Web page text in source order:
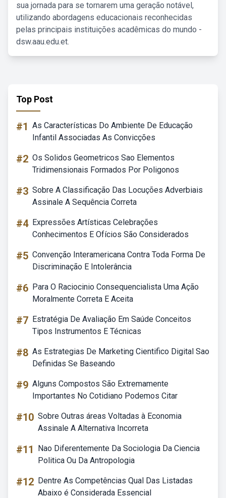
sua jornada para se tornarem uma geração notável,
utilizando abordagens educacionais reconhecidas
pelas principais instituições acadêmicas do mundo -
dsw.aau.edu.et.
Top Post
#1 As Características Do Ambiente De Educação
Infantil Associadas As Convicções
#2 Os Solidos Geometricos Sao Elementos
Tridimensionais Formados Por Poligonos
#3 Sobre A Classificação Das Locuções Adverbiais
Assinale A Sequência Correta
#4 Expressões Artísticas Celebrações
Conhecimentos E Ofícios São Considerados
#5 Convenção Interamericana Contra Toda Forma De
Discriminação E Intolerância
#6 Para O Raciocinio Consequencialista Uma Ação
Moralmente Correta E Aceita
#7 Estratégia De Avaliação Em Saúde Conceitos
Tipos Instrumentos E Técnicas
#8 As Estrategias De Marketing Cientifico Digital Sao
Definidas Se Baseando
#9 Alguns Compostos São Extremamente
Importantes No Cotidiano Podemos Citar
#10 Sobre Outras áreas Voltadas à Economia
Assinale A Alternativa Incorreta
#11
Nao Diferentemente Da Sociologia Da Ciencia
Politica Ou Da Antropologia
#12 Dentre As Competências Qual Das Listadas
Abaixo é Considerada Essencial